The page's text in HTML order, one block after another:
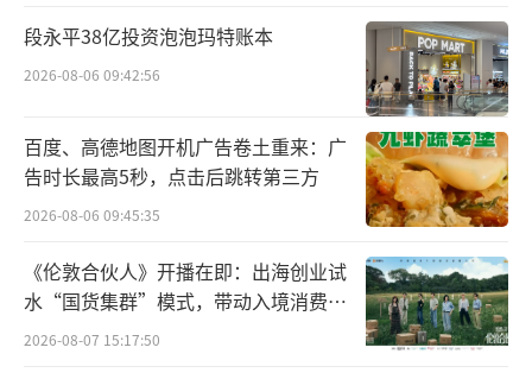
抖音平台被子单品销量榜首，跻身天猫平台销
量前十。这也是继深睡枕PRO和深睡控温被等
爆款产品之后，亚朵星球又一潜力产品，充分
展现了亚朵星球在用户需求端的精准洞察力和
产品研发实力。（责任编辑：zx0600）
段永平38亿投资泡泡玛特账本
2026-08-06 09:42:56
百度、高德地图开机广告卷土重来：广
告时长最高5秒，点击后跳转第三方
2026-08-06 09:45:35
《伦敦合伙人》开播在即：出海创业试
水“国货集群”模式，带动入境消费反
向种草
2026-08-07 15:17:50